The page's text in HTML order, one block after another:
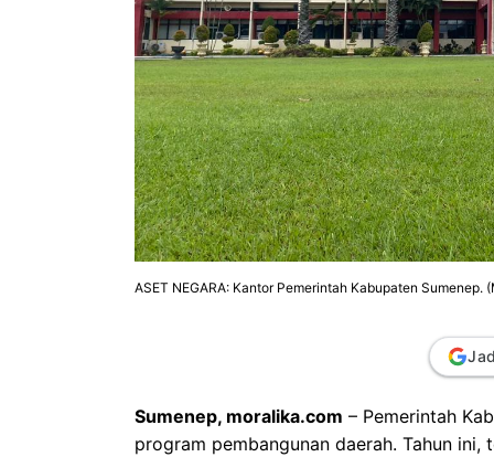
ASET NEGARA: Kantor Pemerintah Kabupaten Sumenep.
Sumenep, moralika.com – Pemerintah
program pembangunan daerah. Tahun